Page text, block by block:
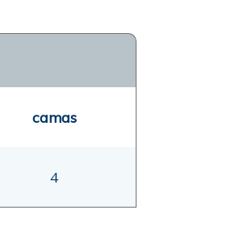
camas
4